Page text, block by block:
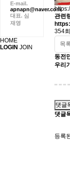
관련
354
목
동전
우리
댓글
댓글
등록
E-mail.
apnapn@naver.com
대표. 심
재영
HOME
LOGIN JOIN